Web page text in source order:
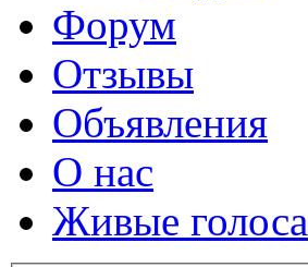
Форум
Отзывы
Объявления
О нас
Живые голоса